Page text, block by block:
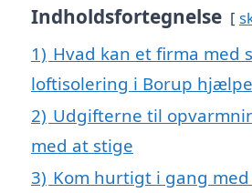
Indholdsfortegnelse
1) Hvad kan et firma med
loftisolering i Borup
2) Udgifterne til
med at stige
3) Kom hurtigt i gang